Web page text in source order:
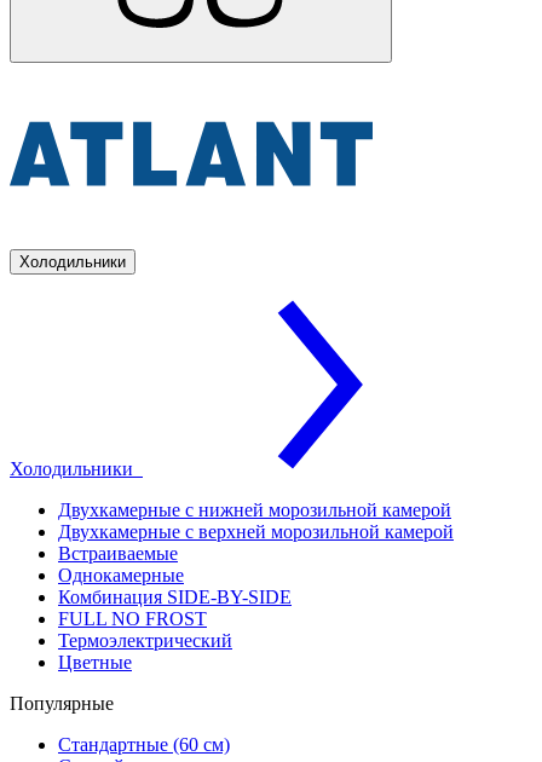
Холодильники
Холодильники
Двухкамерные с нижней морозильной камерой
Двухкамерные с верхней морозильной камерой
Встраиваемые
Однокамерные
Комбинация SIDE-BY-SIDE
FULL NO FROST
Термоэлектрический
Цветные
Популярные
Стандартные (60 см)